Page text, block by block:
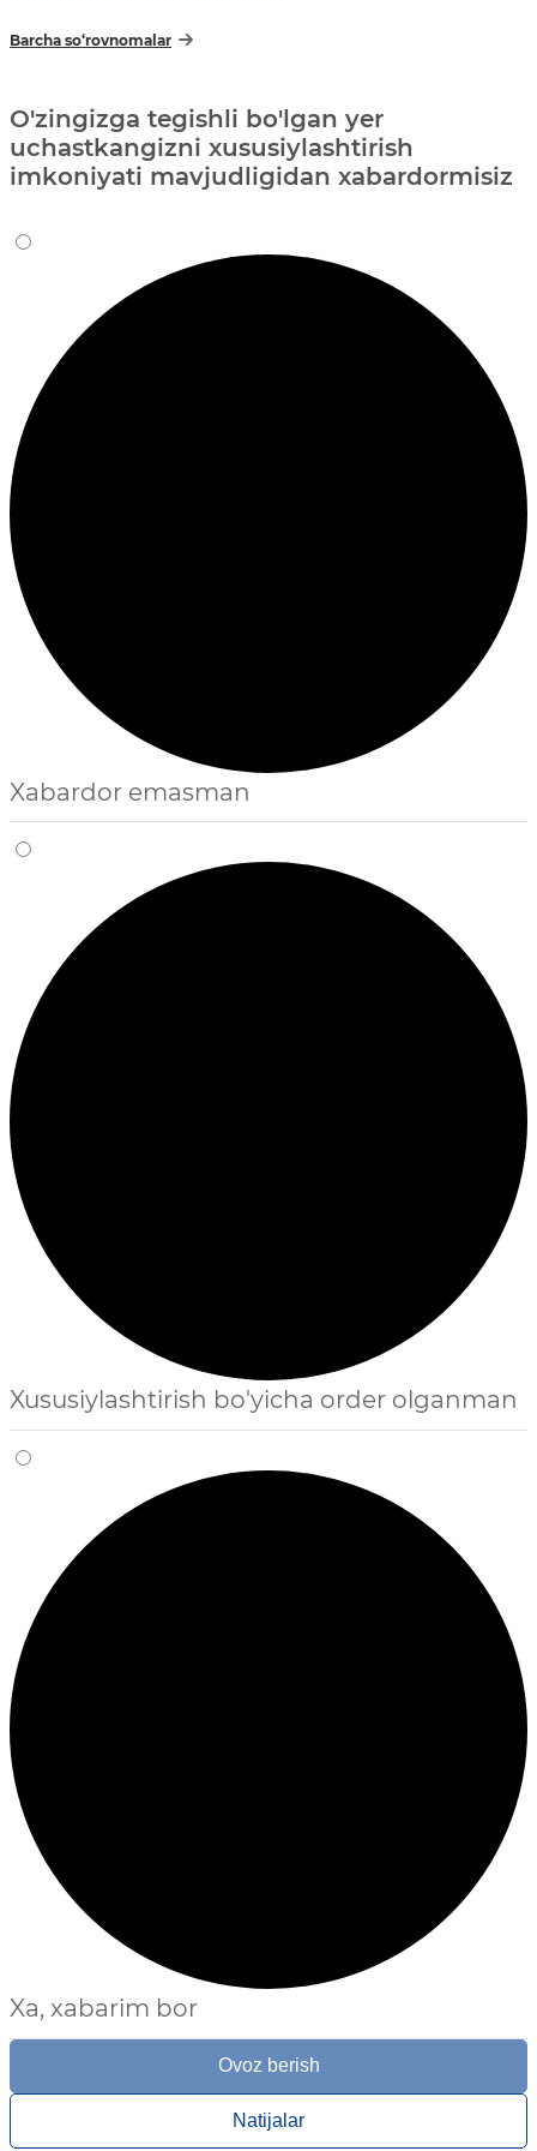
Barcha so‘rovnomalar
O'zingizga tegishli bo'lgan yer
uchastkangizni xususiylashtirish
imkoniyati mavjudligidan xabardormisiz
Xabardor emasman
Xususiylashtirish bo'yicha order olganman
Xa, xabarim bor
Ovoz berish
Natijalar